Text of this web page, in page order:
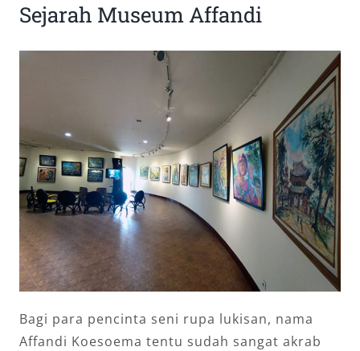
Sejarah Museum Affandi
Bagi para pencinta seni rupa lukisan, nama
Affandi Koesoema tentu sudah sangat akrab